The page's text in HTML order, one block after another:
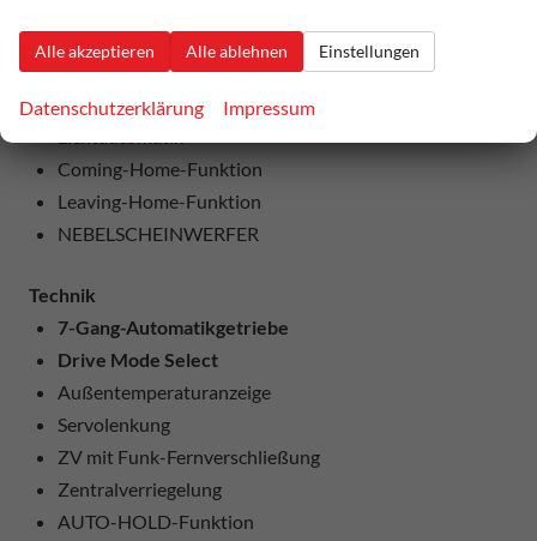
LED-SCHEINWERFER (VOLL)
LED-Heckleuchten
Coming-Home-Funktion
Leaving-Home-Funktion
NEBELSCHEINWERFER
Technik
7-Gang-Automatikgetriebe
Drive Mode Select
Außentemperaturanzeige
Servolenkung
ZV mit Funk-Fernverschließung
Zentralverriegelung
AUTO-HOLD-Funktion
Alle akzeptieren Alle ablehnen Einstellungen
Datenschutzerklärung Impressum